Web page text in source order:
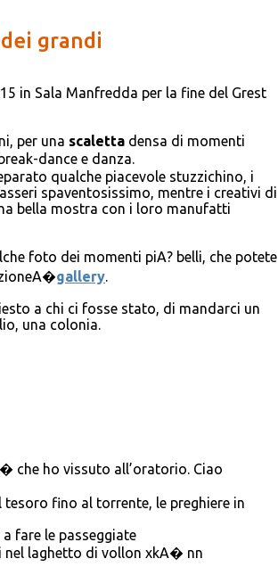
grandi
in Sala Manfredda per la fine del Grest
per una scaletta densa di momenti
dance e danza.
qualche piacevole stuzzichino, i
spaventosissimo, mentre i creativi di
bella mostra con i loro manufatti
foto dei momenti piA? belli, che potete
gallery.
a chi ci fosse stato, di mandarci un
una colonia.
che ho vissuto all’oratorio. Ciao
fino al torrente, le preghiere in
fare le passeggiate
nel laghetto di vollon xkA� nn